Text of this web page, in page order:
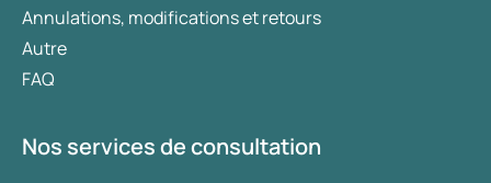
Annulations, modifications et retours
Autre
FAQ
Nos services de consultation